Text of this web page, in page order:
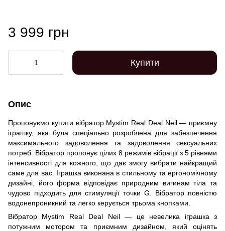
3 999 грн
Купити
Опис
Пропонуємо купити вібратор Mystim Real Deal Neil — приємну
іграшку, яка була спеціально розроблена для забезпечення
максимального задоволення та задоволення сексуальних
потреб. Вібратор пропонує цілих 8 режимів вібрації з 5 рівнями
інтенсивності для кожного, що дає змогу вибрати найкращий
саме для вас. Іграшка виконана в стильному та ергономічному
дизайні, його форма відповідає природним вигинам тіла та
чудово підходить для стимуляції точки G. Вібратор повністю
водонепроникний та легко керується трьома кнопками.
Вібратор Mystim Real Deal Neil — це невелика іграшка з
потужним мотором та приємним дизайном, який оцінять